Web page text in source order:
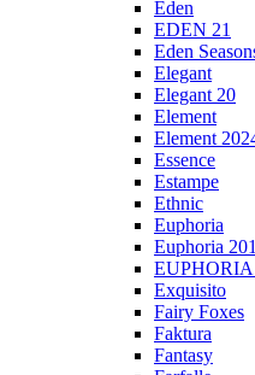
Eden
EDEN 21
Eden
Elegant
Elegant 20
Element
Element
Essence
Estampe
Ethnic
Euphoria
Euphoria
EUPHORIA
Exquisito
Fairy Foxes
Faktura
Fantasy